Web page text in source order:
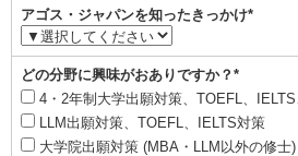
アゴス・ジャパンを知ったきっかけ*
どの分野に興味がおありですか？*
4・2年制大学出願対策、TOEFL、
LLM出願対策、TOEFL、IELTS対策
大学院出願対策 (MBA・LLM以外の修士)